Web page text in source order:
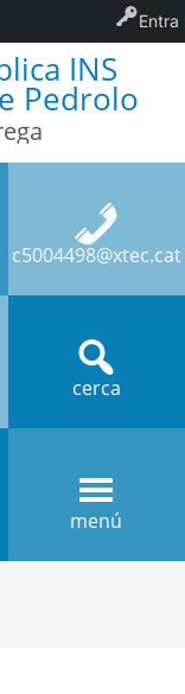
INS
Pedrolo
c5004498@xtec.cat
cerca
menú
Entra